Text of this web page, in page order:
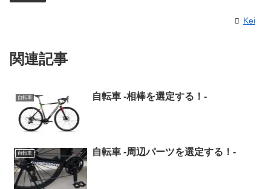
Kei
関連記事
自転車 自転車 -相棒を選定する！-
自転車 自転車 -周辺パーツを選定する！-